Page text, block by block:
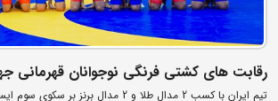
رقابت های کشتی فرنگی نوجوانان قهرمانی
تیم ایران با کسب 2 مدال طلا و 2 مدال برنز بر سکوی سوم ایستاد